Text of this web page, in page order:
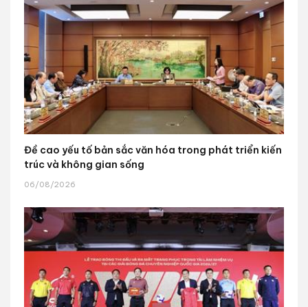
Đề cao yếu tố bản sắc văn hóa trong phát triển kiến
trúc và không gian sống
06/08/2026